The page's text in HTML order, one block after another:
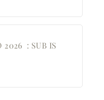
2026 : SUB IS